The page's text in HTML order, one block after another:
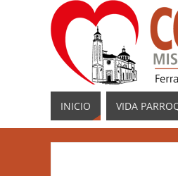
INICIO VIDA